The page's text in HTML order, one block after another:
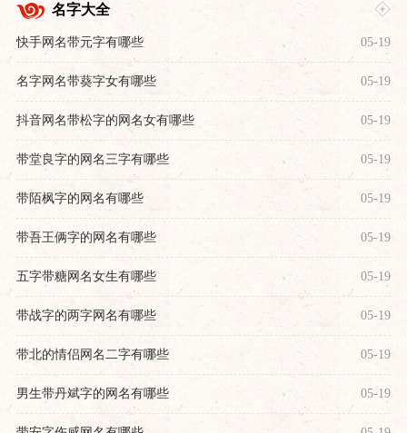
名字大全
快手网名带元字有哪些 05-19
名字网名带葵字女有哪些 05-19
抖音网名带松字的网名女有哪些 05-19
带堂良字的网名三字有哪些 05-19
带陌枫字的网名有哪些 05-19
带吾王俩字的网名有哪些 05-19
五字带糖网名女生有哪些 05-19
带战字的两字网名有哪些 05-19
带北的情侣网名二字有哪些 05-19
男生带丹斌字的网名有哪些 05-19